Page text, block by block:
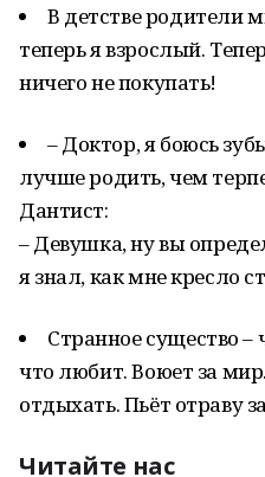
В детстве родители
теперь я взрослый.
ничего не покупать!
– Доктор, я боюсь
лучше родить, чем
Дантист:
– Девушка, ну вы
я знал, как мне кресло
Странное существо –
что любит. Воюет за
отдыхать. Пьёт отраву
Читайте нас